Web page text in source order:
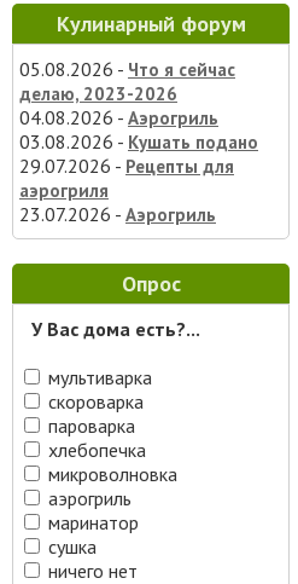
Кулинарный форум
05.08.2026 - Что я сейчас
делаю, 2023-2026
04.08.2026 - Аэрогриль
03.08.2026 - Кушать подано
29.07.2026 - Рецепты для
аэрогриля
23.07.2026 - Аэрогриль
Опрос
У Вас дома есть?...
мультиварка
скороварка
пароварка
хлебопечка
микроволновка
аэрогриль
маринатор
сушка
ничего нет